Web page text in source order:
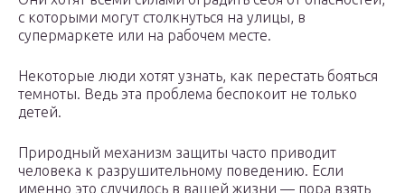
с которыми могут столкнуться на улицы, в
супермаркете или на рабочем месте.
Некоторые люди хотят узнать, как перестать бояться
темноты. Ведь эта проблема беспокоит не только
детей.
Природный механизм защиты часто приводит
человека к разрушительному поведению. Если
именно это случилось в вашей жизни — пора взять